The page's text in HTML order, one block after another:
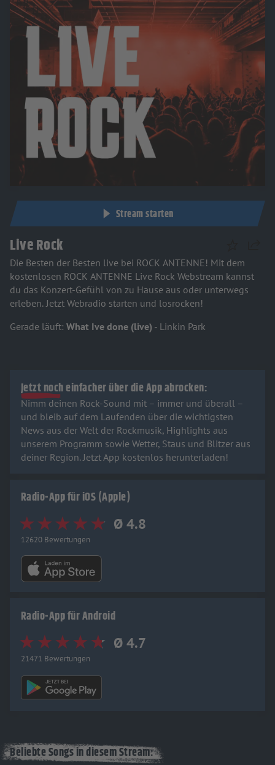
Stream starten
Live Rock
Die Besten der Besten live bei ROCK ANTENNE! Mit dem
kostenlosen ROCK ANTENNE Live Rock Webstream kannst
du das Konzert-Gefühl von zu Hause aus oder unterwegs
erleben. Jetzt Webradio starten und losrocken!
Gerade läuft: What Ive done (live) - Linkin Park
Jetzt noch einfacher über die App abrocken:
Nimm deinen Rock-Sound mit – immer und überall –
und bleib auf dem Laufenden über die wichtigsten
News aus der Welt der Rockmusik, Highlights aus
unserem Programm sowie Wetter, Staus und Blitzer aus
deiner Region. Jetzt App kostenlos herunterladen!
Radio-App für iOS (Apple)
Ø 4.8
12620 Bewertungen
Radio-App für Android
Ø 4.7
21471 Bewertungen
Beliebte Songs in diesem Stream: